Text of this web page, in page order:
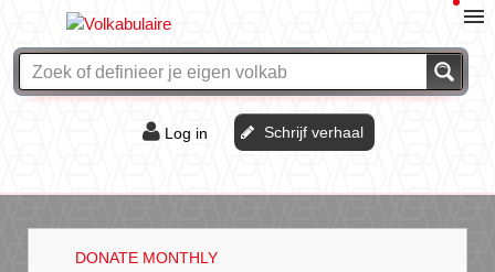
Log in Schrijf verhaal
DONATE MONTHLY